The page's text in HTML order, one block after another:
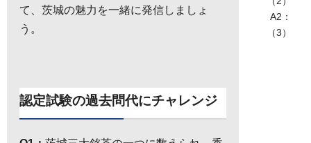
て、茨城の魅力を一緒に発信しましょ
う。
認定試験の過去問代にチャレンジ
A2：
（3）